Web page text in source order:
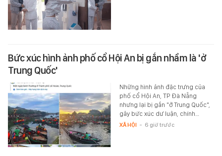
Bức xúc hình ảnh phố cổ Hội An bị gắn nhầm là 'ở
Trung Quốc'
Những hình ảnh đặc trưng của
phố cổ Hội An, TP Đà Nẵng
nhưng lại bị gắn "ở Trung Quốc",
gây bức xúc dư luận, chính…
XÃ HỘI - 6 giờ trước